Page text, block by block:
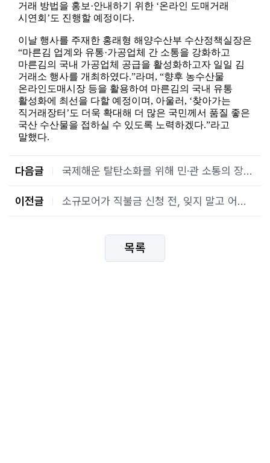
거래 방법을 홍보·안내하기 위한 ‘온라인 도매거래
시연회’도 진행할 예정이다.
이날 행사를 주재한 홍래형 해양수산부 수산정책실장은
“마른김 업계와 유통·가공업체 간 소통을 강화하고
마른김의 국내 가공업체 공급을 활성화하고자 일일 김
거래소 행사를 개최하였다.”라며, “향후 농수산물
온라인도매시장 등을 활용하여 마른김의 국내 유통
활성화에 최선을 다할 예정이며, 아울러, ‘찾아가는
직거래장터’도 더욱 확대해 더 많은 국민께서 품질 좋은
국산 수산물을 접하실 수 있도록 노력하겠다.”라고
말했다.
다음글 국제해운 탈탄소화를 위해 민·관 소통의 장 마련한다
이전글 소규모어가 직불금 신청 전, 잊지 말고 어업경영체 등록하세요!
목록